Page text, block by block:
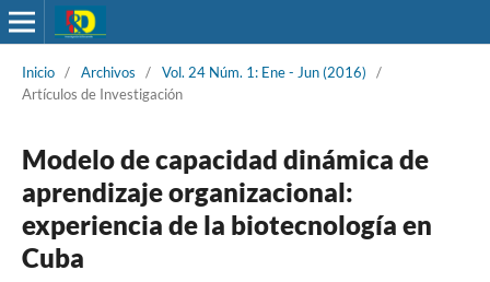
Inicio / Archivos / Vol. 24 Núm. 1: Ene - Jun (2016)
/
Artículos de Investigación
Modelo de capacidad dinámica de
aprendizaje organizacional:
experiencia de la biotecnología en
Cuba